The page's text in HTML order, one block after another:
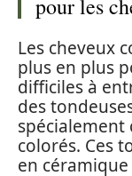
pour les
Les cheveux
plus en plus
difficiles à
des
spécialement
colorés. Ces
en